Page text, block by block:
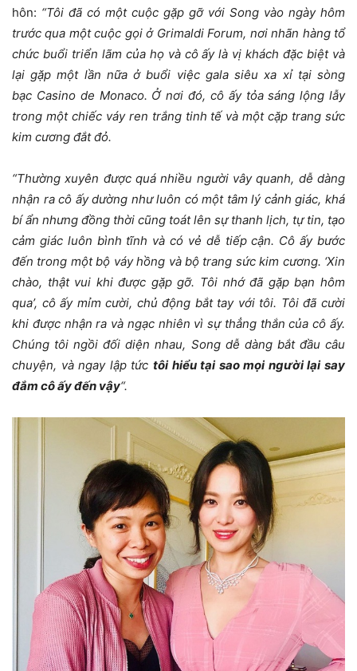
hôn: “Tôi đã có một cuộc gặp gỡ với Song vào ngày hôm
trước qua một cuộc gọi ở Grimaldi Forum, nơi nhãn hàng tổ
chức buổi triển lãm của họ và cô ấy là vị khách đặc biệt và
lại gặp một lần nữa ở buổi việc gala siêu xa xỉ tại sòng
bạc Casino de Monaco. Ở nơi đó, cô ấy tỏa sáng lộng lẫy
trong một chiếc váy ren trắng tinh tế và một cặp trang sức
kim cương đắt đỏ.
“Thường xuyên được quá nhiều người vây quanh, dễ dàng
nhận ra cô ấy dường như luôn có một tâm lý cảnh giác, khá
bí ẩn nhưng đồng thời cũng toát lên sự thanh lịch, tự tin, tạo
cảm giác luôn bình tĩnh và có vẻ dễ tiếp cận. Cô ấy bước
đến trong một bộ váy hồng và bộ trang sức kim cương. ‘Xin
chào, thật vui khi được gặp gỡ. Tôi nhớ đã gặp bạn hôm
qua’, cô ấy mỉm cười, chủ động bắt tay với tôi. Tôi đã cười
khi được nhận ra và ngạc nhiên vì sự thẳng thắn của cô ấy.
Chúng tôi ngồi đối diện nhau, Song dễ dàng bắt đầu câu
chuyện, và ngay lập tức tôi hiểu tại sao mọi người lại say
đắm cô ấy đến vậy“.